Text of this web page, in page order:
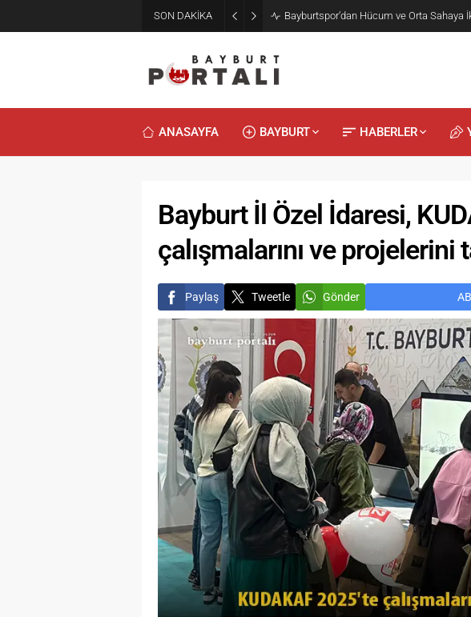
SON DAKİKA Bayburt’ta Minik Öğrencilere Jandarma
ANASAYFA BAYBURT HABERLER
Bayburt İl Özel İdaresi,
çalışmalarını ve projelerini
Paylaş Tweetle Gönder